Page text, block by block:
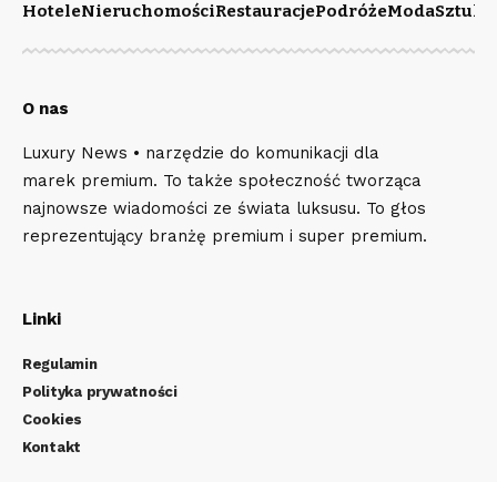
HoteleNieruchomościRestauracjePodróżeModaSztuka
O nas
Luxury News • narzędzie do komunikacji dla
marek premium. To także społeczność tworząca
najnowsze wiadomości ze świata luksusu. To głos
reprezentujący branżę premium i super premium.
Linki
Regulamin
Polityka prywatności
Cookies
Kontakt